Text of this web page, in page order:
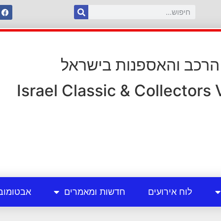
הרכב והאספנות בישראל
Israel Classic & Collectors
לוח אירועים חדשות ומאמרים